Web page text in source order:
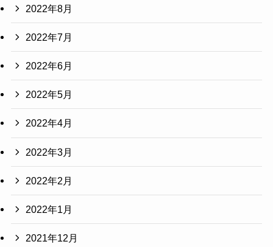
2022年8月
2022年7月
2022年6月
2022年5月
2022年4月
2022年3月
2022年2月
2022年1月
2021年12月